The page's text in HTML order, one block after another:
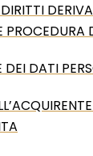
PROCEDURA
DEI DATI